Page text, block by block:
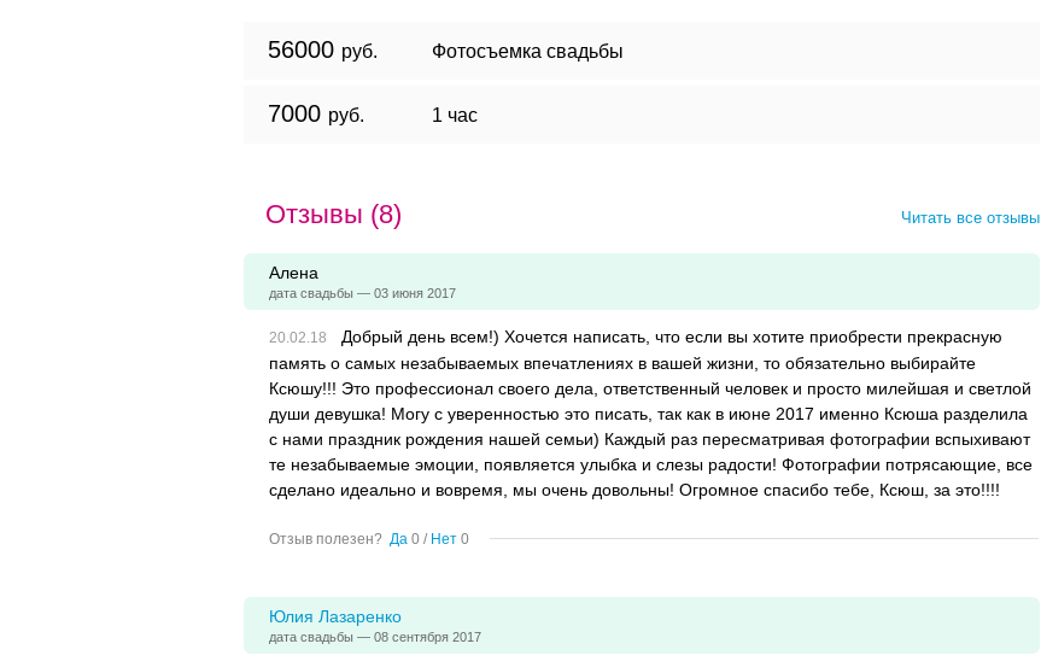
Фотосъемка свадьбы
56000 руб.
1 час
7000 руб.
Отзывы (8) Читать все отзывы
Алена
дата свадьбы — 03 июня 2017
Добрый день всем!) Хочется написать, что если вы хотите приобрести прекрасную
память о самых незабываемых впечатлениях в вашей жизни, то обязательно выбирайте
Ксюшу!!! Это профессионал своего дела, ответственный человек и просто милейшая и светлой
души девушка! Могу с уверенностью это писать, так как в июне 2017 именно Ксюша разделила
с нами праздник рождения нашей семьи) Каждый раз пересматривая фотографии вспыхивают
те незабываемые эмоции, появляется улыбка и слезы радости! Фотографии потрясающие, все
сделано идеально и вовремя, мы очень довольны! Огромное спасибо тебе, Ксюш, за это!!!!
Отзыв полезен? Да 0 / Нет 0
Юлия Лазаренко
дата свадьбы — 08 сентября 2017